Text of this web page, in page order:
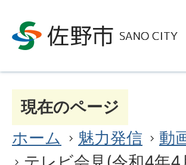
現在のページ
ホーム
魅力発信 動